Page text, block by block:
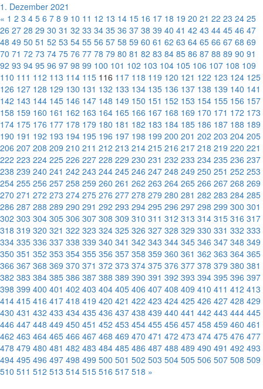
1. Dezember 2021
« 1 2 3 4 5 6 7 8 9 10 11 12 13 14 15 16 17 18 19 20 21 22 23 24 25
26 27 28 29 30 31 32 33 34 35 36 37 38 39 40 41 42 43 44 45 46 47
48 49 50 51 52 53 54 55 56 57 58 59 60 61 62 63 64 65 66 67 68 69
70 71 72 73 74 75 76 77 78 79 80 81 82 83 84 85 86 87 88 89 90 91
92 93 94 95 96 97 98 99 100 101 102 103 104 105 106 107 108 109
110 111 112 113 114 115 116 117 118 119 120 121 122 123 124 125
126 127 128 129 130 131 132 133 134 135 136 137 138 139 140 141
142 143 144 145 146 147 148 149 150 151 152 153 154 155 156 157
158 159 160 161 162 163 164 165 166 167 168 169 170 171 172 173
174 175 176 177 178 179 180 181 182 183 184 185 186 187 188 189
190 191 192 193 194 195 196 197 198 199 200 201 202 203 204 205
206 207 208 209 210 211 212 213 214 215 216 217 218 219 220 221
222 223 224 225 226 227 228 229 230 231 232 233 234 235 236 237
238 239 240 241 242 243 244 245 246 247 248 249 250 251 252 253
254 255 256 257 258 259 260 261 262 263 264 265 266 267 268 269
270 271 272 273 274 275 276 277 278 279 280 281 282 283 284 285
286 287 288 289 290 291 292 293 294 295 296 297 298 299 300 301
302 303 304 305 306 307 308 309 310 311 312 313 314 315 316 317
318 319 320 321 322 323 324 325 326 327 328 329 330 331 332 333
334 335 336 337 338 339 340 341 342 343 344 345 346 347 348 349
350 351 352 353 354 355 356 357 358 359 360 361 362 363 364 365
366 367 368 369 370 371 372 373 374 375 376 377 378 379 380 381
382 383 384 385 386 387 388 389 390 391 392 393 394 395 396 397
398 399 400 401 402 403 404 405 406 407 408 409 410 411 412 413
414 415 416 417 418 419 420 421 422 423 424 425 426 427 428 429
430 431 432 433 434 435 436 437 438 439 440 441 442 443 444 445
446 447 448 449 450 451 452 453 454 455 456 457 458 459 460 461
462 463 464 465 466 467 468 469 470 471 472 473 474 475 476 477
478 479 480 481 482 483 484 485 486 487 488 489 490 491 492 493
494 495 496 497 498 499 500 501 502 503 504 505 506 507 508 509
510 511 512 513 514 515 516 517 518 »